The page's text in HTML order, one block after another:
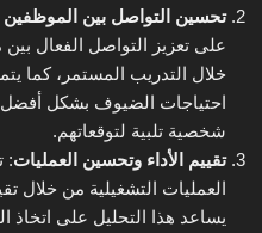
تحسين التواصل بين الموظفين
على تعزيز التواصل الفعال
خلال التدريب المستمر، كما
احتياجات الضيوف بشكل
شخصية تلبية لتوقعاتهم.
تقييم الأداء وتحسين العمليات:
العمليات التشغيلية من خلال
يساعد هذا التحليل على اتخاذ